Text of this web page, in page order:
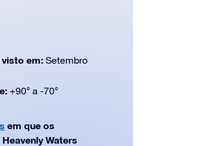
em: Setembro
+90° a -70°
em que os
Waters